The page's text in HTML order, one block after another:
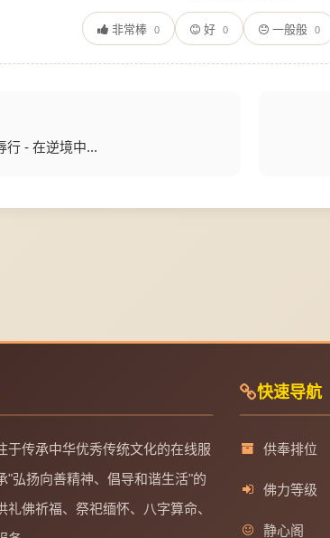
非常棒 0 好 0 一般般 0
行 - 在逆境中...
于传承中华优秀传统文化的在线服
"弘扬向善精神、倡导和谐生活"的
礼佛祈福、祭祀缅怀、八字算命、
快速导航
供奉排位
佛力等级
静心阁